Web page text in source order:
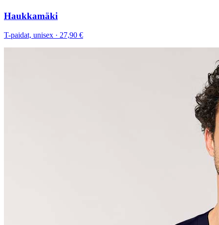
Haukkamäki
T-paidat, unisex · 27,90 €